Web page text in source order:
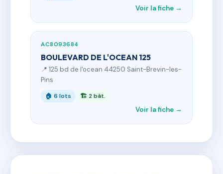
Voir la fiche →
AC8093684
BOULEVARD DE L'OCEAN 125
📍 125 bd de l'ocean 44250 Saint-Brevin-les-
Pins
🏠 6 lots 🏗 2 bât.
Voir la fiche →